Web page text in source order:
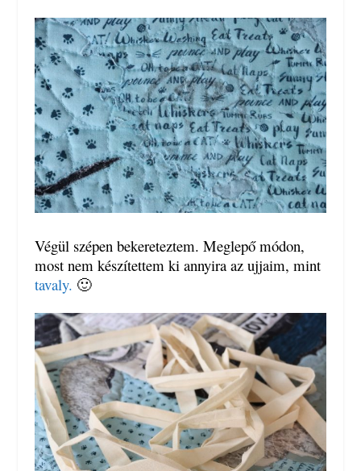
Végül szépen bekereteztem. Meglepő módon,
most nem készítettem ki annyira az ujjaim, mint
tavaly. 🙂